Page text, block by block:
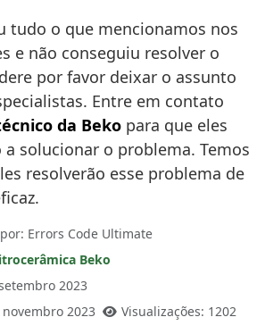
tudo o que mencionamos nos
e não conseguiu resolver o
por favor deixar o assunto
Entre em contato
da Beko para que eles
solucionar o problema. Temos
resolverão esse problema de
Errors Code Ultimate
Beko
2023
2023
Visualizações: 1202